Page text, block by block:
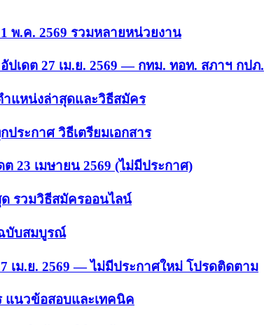
พ.ค. 2569 รวมหลายหน่วยงาน
ปเดต 27 เม.ย. 2569 — กทม. ทอท. สภาฯ กปภ.
แหน่งล่าสุดและวิธีสมัคร
ประกาศ วิธีเตรียมเอกสาร
23 เมษายน 2569 (ไม่มีประกาศ)
รวมวิธีสมัครออนไลน์
บับสมบูรณ์
เม.ย. 2569 — ไม่มีประกาศใหม่ โปรดติดตาม
แนวข้อสอบและเทคนิค